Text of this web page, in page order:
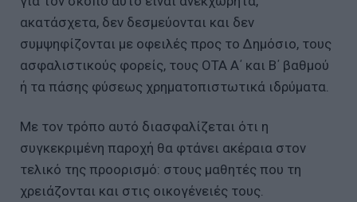
ακατάσχετα, δεν δεσμεύονται και δεν
συμψηφίζονται με οφειλές προς το Δημόσιο, τους
ασφαλιστικούς φορείς, τους ΟΤΑ Α΄ και Β΄ βαθμού
ή τα πάσης φύσεως χρηματοπιστωτικά ιδρύματα.
Με τον τρόπο αυτό διασφαλίζεται ότι η
συγκεκριμένη παροχή θα φτάνει ακέραια στον
τελικό της προορισμό: στους μαθητές που τη
χρειάζονται και στις οικογένειές τους.